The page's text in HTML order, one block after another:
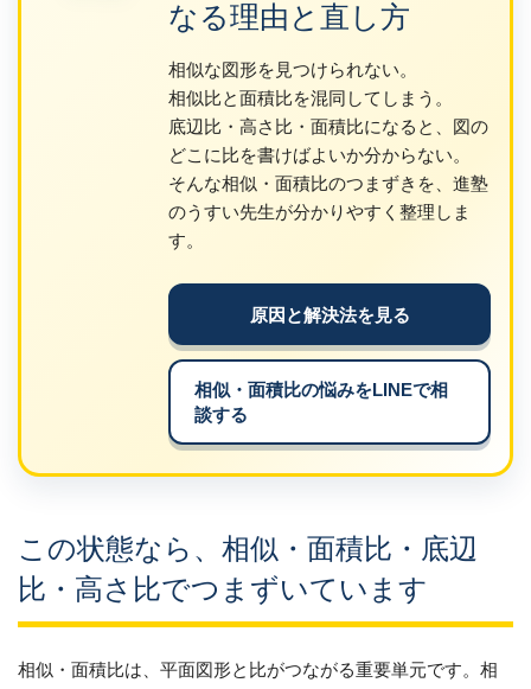
なる理由と直し方
相似な図形を見つけられない。
相似比と面積比を混同してしまう。
底辺比・高さ比・面積比になると、図の
どこに比を書けばよいか分からない。
そんな相似・面積比のつまずきを、進塾
のうすい先生が分かりやすく整理しま
す。
原因と解決法を見る
相似・面積比の悩みをLINEで相
談する
この状態なら、相似・面積比・底辺
比・高さ比でつまずいています
相似・面積比は、平面図形と比がつながる重要単元です。相